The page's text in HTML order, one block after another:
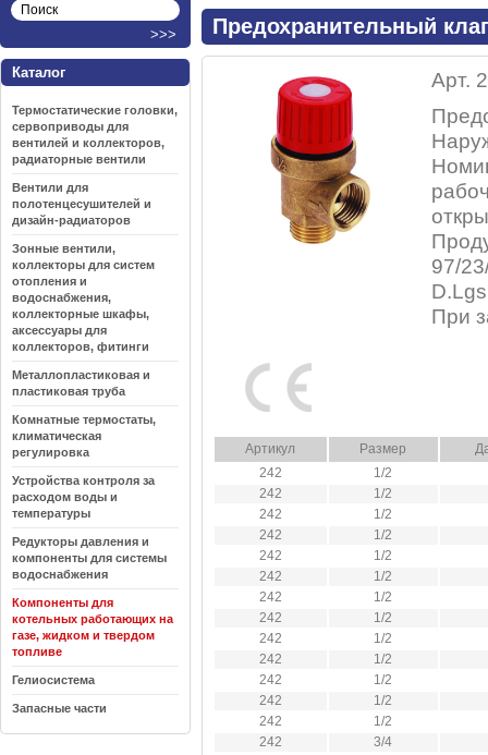
Предохранительный
Арт.
97/
При
Артикул
242
242
242
242
242
242
242
242
242
242
242
242
242
242
Размер
1/2
1/2
1/2
1/2
1/2
1/2
1/2
1/2
1/2
1/2
1/2
1/2
1/2
3/4
Каталог
Термостатические головки,
сервоприводы для
вентилей и коллекторов,
радиаторные вентили
Вентили для
полотенцесушителей и
дизайн-радиаторов
Зонные вентили,
коллекторы для систем
отопления и
водоснабжения,
коллекторные шкафы,
аксессуары для
коллекторов, фитинги
Металлопластиковая и
пластиковая труба
Комнатные термостаты,
климатическая
регулировка
Устройства контроля за
расходом воды и
температуры
Редукторы давления и
компоненты для системы
водоснабжения
Компоненты для
котельных работающих на
газе, жидком и твердом
топливе
Гелиосистема
Запасные части